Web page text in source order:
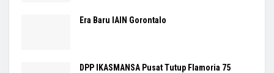
Era Baru IAIN Gorontalo
DPP IKASMANSA Pusat Tutup Flamoria 75